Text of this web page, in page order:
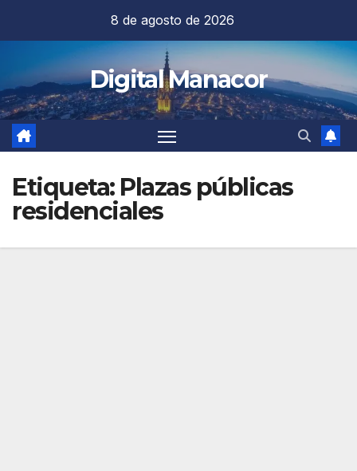
contenido
8 de agosto de 2026
Digital Manacor
Etiqueta: Plazas públicas
residenciales